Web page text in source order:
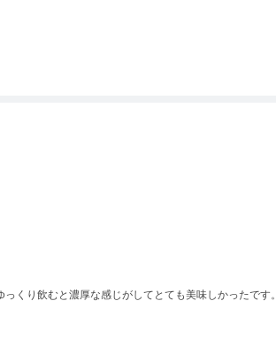
くり飲むと濃厚な感じがしてとても美味しかったです。